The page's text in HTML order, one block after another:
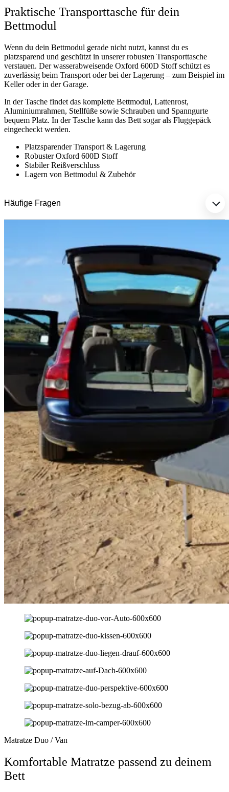
Praktische Transporttasche für dein
Bettmodul
Wenn du dein Bettmodul gerade nicht nutzt, kannst du es
platzsparend und geschützt in unserer robusten Transporttasche
verstauen. Der wasserabweisende Oxford 600D Stoff schützt es
zuverlässig beim Transport oder bei der Lagerung – zum Beispiel im
Keller oder in der Garage.
In der Tasche findet das komplette Bettmodul, Lattenrost,
Aluminiumrahmen, Stellfüße sowie Schrauben und Spanngurte
bequem Platz. In der Tasche kann das Bett sogar als Fluggepäck
eingecheckt werden.
Platzsparender Transport & Lagerung
Robuster Oxford 600D Stoff
Stabiler Reißverschluss
Lagern von Bettmodul & Zubehör
Häufige Fragen
Matratze Duo / Van
Komfortable Matratze passend zu deinem
Bett